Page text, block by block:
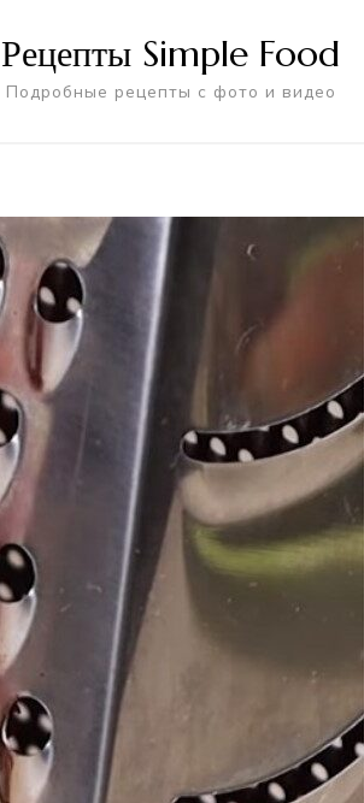
Рецепты Simple Food
Подробные рецепты с фото и видео